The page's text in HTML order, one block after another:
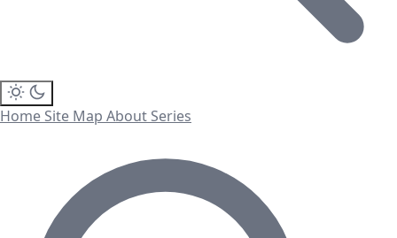
Home Site Map About Series